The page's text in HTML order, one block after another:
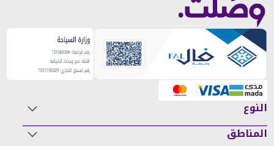
النوع
المناطق